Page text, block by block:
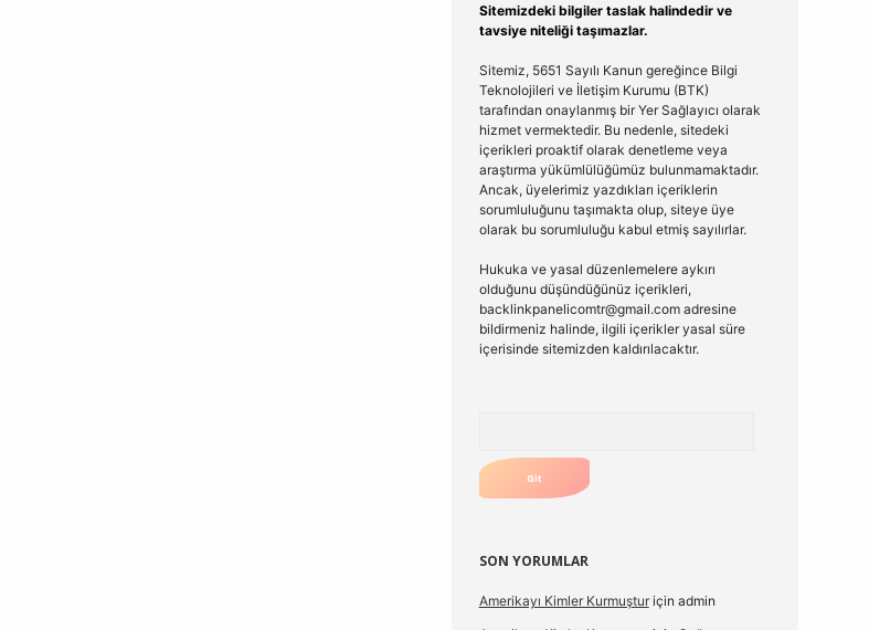
Sitemizdeki bilgiler taslak halindedir ve
tavsiye niteliği taşımazlar.
Sitemiz, 5651 Sayılı Kanun gereğince Bilgi
Teknolojileri ve İletişim Kurumu (BTK)
tarafından onaylanmış bir Yer Sağlayıcı olarak
hizmet vermektedir. Bu nedenle, sitedeki
içerikleri proaktif olarak denetleme veya
araştırma yükümlülüğümüz bulunmamaktadır.
Ancak, üyelerimiz yazdıkları içeriklerin
sorumluluğunu taşımakta olup, siteye üye
olarak bu sorumluluğu kabul etmiş sayılırlar.
Hukuka ve yasal düzenlemelere aykırı
olduğunu düşündüğünüz içerikleri,
backlinkpanelicomtr@gmail.comadresine
bildirmeniz halinde, ilgili içerikler yasal süre
içerisinde sitemizden kaldırılacaktır.
SON YORUMLAR
Amerikayı Kimler Kurmuşturiçin admin